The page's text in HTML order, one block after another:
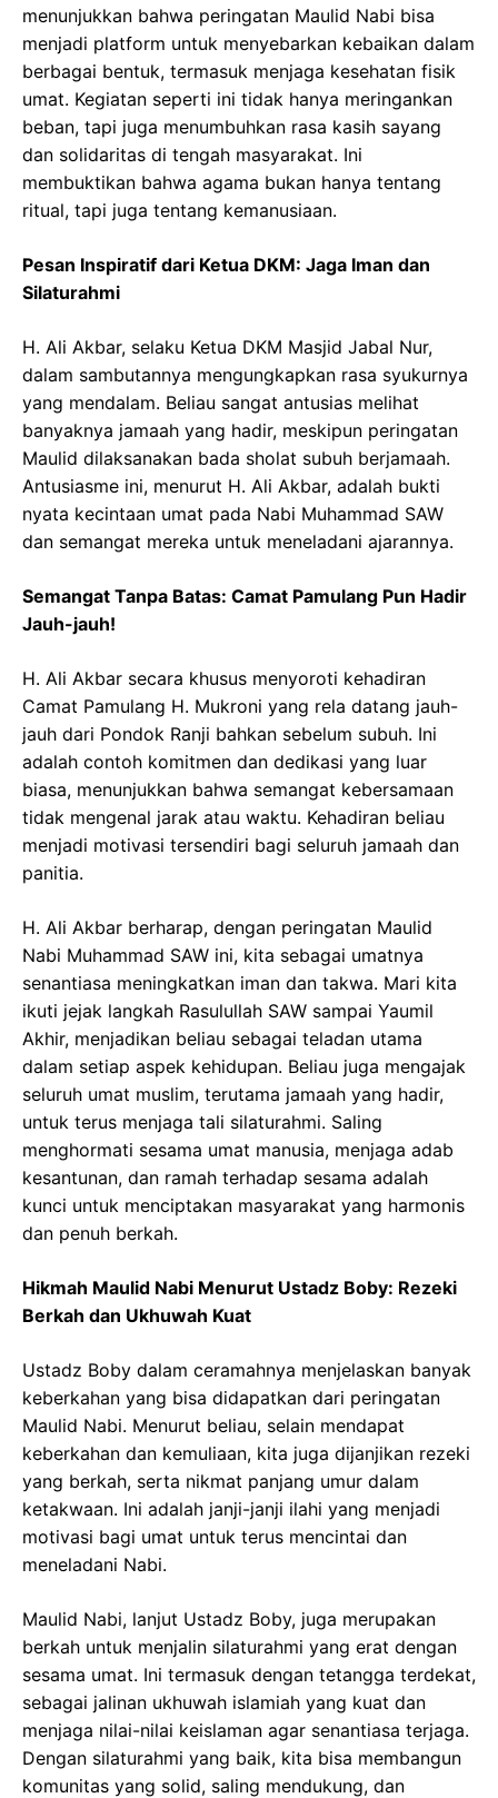
menunjukkan bahwa peringatan Maulid Nabi bisa
menjadi platform untuk menyebarkan kebaikan dalam
berbagai bentuk, termasuk menjaga kesehatan fisik
umat. Kegiatan seperti ini tidak hanya meringankan
beban, tapi juga menumbuhkan rasa kasih sayang
dan solidaritas di tengah masyarakat. Ini
membuktikan bahwa agama bukan hanya tentang
ritual, tapi juga tentang kemanusiaan.
Pesan Inspiratif dari Ketua DKM: Jaga Iman dan
Silaturahmi
H. Ali Akbar, selaku Ketua DKM Masjid Jabal Nur,
dalam sambutannya mengungkapkan rasa syukurnya
yang mendalam. Beliau sangat antusias melihat
banyaknya jamaah yang hadir, meskipun peringatan
Maulid dilaksanakan bada sholat subuh berjamaah.
Antusiasme ini, menurut H. Ali Akbar, adalah bukti
nyata kecintaan umat pada Nabi Muhammad SAW
dan semangat mereka untuk meneladani ajarannya.
Semangat Tanpa Batas: Camat Pamulang Pun Hadir
Jauh-jauh!
H. Ali Akbar secara khusus menyoroti kehadiran
Camat Pamulang H. Mukroni yang rela datang jauh-
jauh dari Pondok Ranji bahkan sebelum subuh. Ini
adalah contoh komitmen dan dedikasi yang luar
biasa, menunjukkan bahwa semangat kebersamaan
tidak mengenal jarak atau waktu. Kehadiran beliau
menjadi motivasi tersendiri bagi seluruh jamaah dan
panitia.
H. Ali Akbar berharap, dengan peringatan Maulid
Nabi Muhammad SAW ini, kita sebagai umatnya
senantiasa meningkatkan iman dan takwa. Mari kita
ikuti jejak langkah Rasulullah SAW sampai Yaumil
Akhir, menjadikan beliau sebagai teladan utama
dalam setiap aspek kehidupan. Beliau juga mengajak
seluruh umat muslim, terutama jamaah yang hadir,
untuk terus menjaga tali silaturahmi. Saling
menghormati sesama umat manusia, menjaga adab
kesantunan, dan ramah terhadap sesama adalah
kunci untuk menciptakan masyarakat yang harmonis
dan penuh berkah.
Hikmah Maulid Nabi Menurut Ustadz Boby: Rezeki
Berkah dan Ukhuwah Kuat
Ustadz Boby dalam ceramahnya menjelaskan banyak
keberkahan yang bisa didapatkan dari peringatan
Maulid Nabi. Menurut beliau, selain mendapat
keberkahan dan kemuliaan, kita juga dijanjikan rezeki
yang berkah, serta nikmat panjang umur dalam
ketakwaan. Ini adalah janji-janji ilahi yang menjadi
motivasi bagi umat untuk terus mencintai dan
meneladani Nabi.
Maulid Nabi, lanjut Ustadz Boby, juga merupakan
berkah untuk menjalin silaturahmi yang erat dengan
sesama umat. Ini termasuk dengan tetangga terdekat,
sebagai jalinan ukhuwah islamiah yang kuat dan
menjaga nilai-nilai keislaman agar senantiasa terjaga.
Dengan silaturahmi yang baik, kita bisa membangun
komunitas yang solid, saling mendukung, dan